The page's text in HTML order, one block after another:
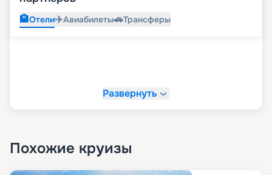
🏨Отели✈️Авиабилеты🚗Трансферы
Развернуть
Похожие круизы